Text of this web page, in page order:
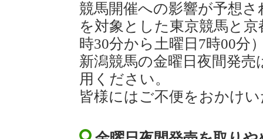
競馬開催への影響が予想
を対象とした東京競馬と
時30分から土曜日7時00分
新潟競馬の金曜日夜間発
用ください。
皆様にはご不便をおかけ